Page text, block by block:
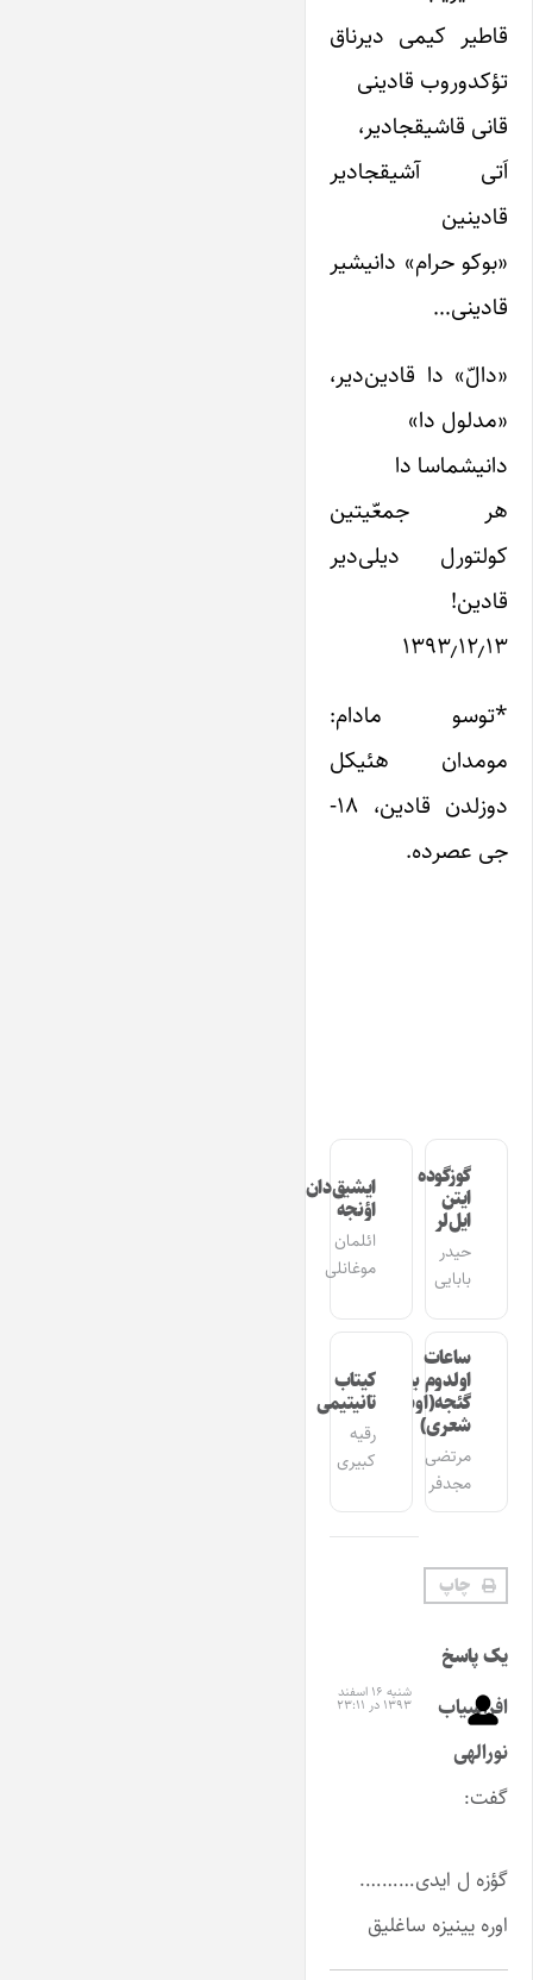
قاطیر کیمی دیرناق
تؤکدوروب قادینی
قانی قاشیقجا‌دیر،
اَتی آشیقجادیر
قادینین
«بوکو حرام» دانیشیر
قادینی…
«دالّ» دا قادین‌دیر،
«مدلول دا»
دانیشماسا دا
هر جمعّیتین
کولتورل دیلی‌دیر
قادین!
۱۳۹۳٫۱۲٫۱۳
*توسو مادام:
مومدان هئیکل
دوزلدن قادین، ۱۸-
جی عصرده.
گوزگوده
ایتن
ایل‌لر
حیدر
بابایی
ایشیق‌دان
اؤنجه
ائلمان
موغانلی
ساعات
اولدوم بیر
گئجه(اوشاق
شعری)
مرتضی
مجدفر
کیتاب
تانیتیمی
رقیه
کبیری
چاپ
یک پاسخ
افراسیاب
نورالهی
گفت:
شنبه ۱۶ اسفند
۱۳۹۳ در ۲۳:۱۱
گؤزه ل ایدی……….
اوره یینیزه ساغلیق